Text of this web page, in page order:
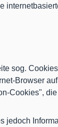
sog.
Browser
Cookies",
jedoch